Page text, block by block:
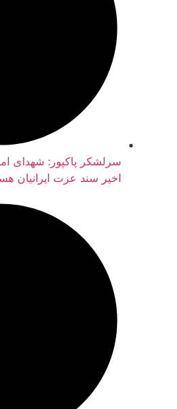
سرلشکر پاکپور: شهدای
اخیر سند عزت ایرانیان